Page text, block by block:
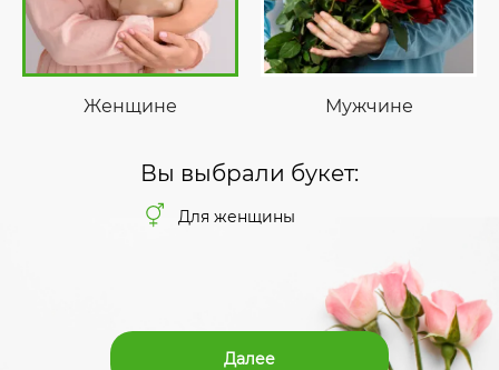
Женщине Мужчине
Вы выбрали букет:
Для женщины
Далее